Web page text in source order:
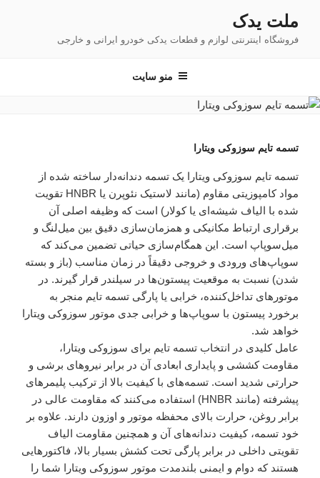
محتوا
ملت یدک
فروشگاه اینترنتی لوازم و قطعات یدکی خودرو ایرانی و خارجی
منو سایت
تسمه تایم سوزوکی ویتارا
تسمه تایم سوزوکی ویتارا یک تسمه دندانه‌دار ساخته شده از
مواد کامپوزیتی مقاوم (مانند لاستیک نئوپرن یا HNBR تقویت
شده با الیاف شیشه‌ای یا کولار) است که وظیفه اصلی آن
برقراری ارتباط مکانیکی و همزمان‌سازی دقیق بین میل‌لنگ و
میل‌سوپاپ است. این همگام‌سازی حیاتی تضمین می‌کند که
سوپاپ‌های ورودی و خروجی دقیقاً در زمان مناسب (باز و بسته
شدن) نسبت به موقعیت پیستون‌ها در سیلندر قرار گیرند. در
موتورهای تداخل‌کننده، خرابی یا پارگی تسمه تایم منجر به
برخورد پیستون با سوپاپ‌ها و خرابی جدی موتور سوزوکی ویتارا
خواهد شد.
عامل کلیدی در انتخاب تسمه تایم برای سوزوکی ویتارا،
مقاومت کششی و پایداری ابعادی آن در برابر نیروهای برشی و
حرارتی شدید است. تسمه‌های با کیفیت بالا از ترکیب پلیمرهای
پیشرفته (مانند HNBR) استفاده می‌کنند که مقاومت عالی در
برابر روغن، حرارت بالای محفظه موتور و اوزون دارند. علاوه بر
خود تسمه، کیفیت دندانه‌های آن و همچنین مقاومت الیاف
تقویتی داخلی در برابر پارگی تحت کشش بسیار بالا، فاکتورهایی
هستند که دوام و ایمنی بلندمدت موتور سوزوکی ویتارا شما را